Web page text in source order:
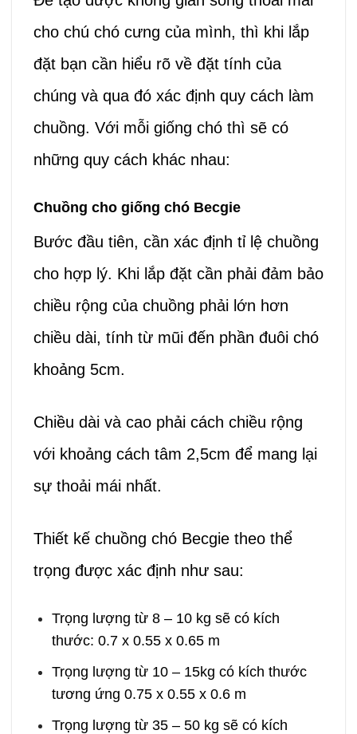
cho chú chó cưng của mình, thì khi lắp
đặt bạn cần hiểu rõ về đặt tính của
chúng và qua đó xác định quy cách làm
chuồng. Với mỗi giống chó thì sẽ có
những quy cách khác nhau:
Chuồng cho giống chó Becgie
Bước đầu tiên, cần xác định tỉ lệ chuồng
cho hợp lý. Khi lắp đặt cần phải đảm bảo
chiều rộng của chuồng phải lớn hơn
chiều dài, tính từ mũi đến phần đuôi chó
khoảng 5cm.
Chiều dài và cao phải cách chiều rộng
với khoảng cách tâm 2,5cm để mang lại
sự thoải mái nhất.
Thiết kế chuồng chó Becgie theo thể
trọng được xác định như sau:
Trọng lượng từ 8 – 10 kg sẽ có kích
thước: 0.7 x 0.55 x 0.65 m
Trọng lượng từ 10 – 15kg có kích thước
tương ứng 0.75 x 0.55 x 0.6 m
Trọng lượng từ 35 – 50 kg sẽ có kích